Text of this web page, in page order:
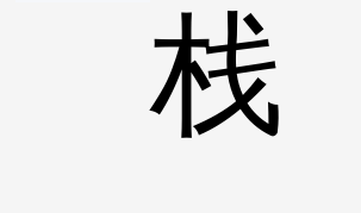
栈